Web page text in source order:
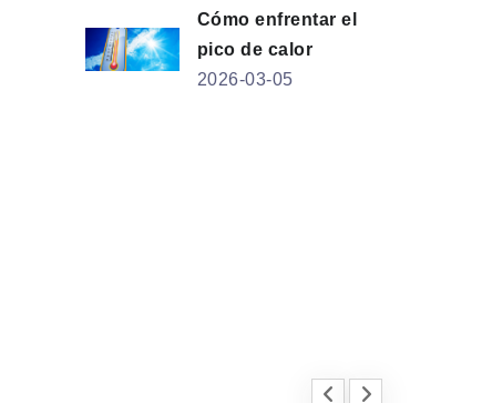
Cómo enfrentar el
pico de calor
2026-03-05